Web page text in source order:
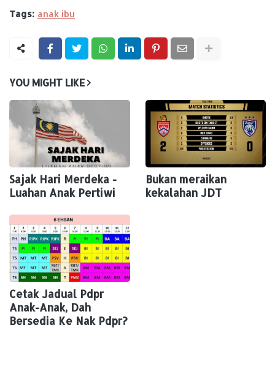
Tags: anak ibu
YOU MIGHT LIKE
Sajak Hari Merdeka -
Luahan Anak Pertiwi
Bukan meraikan
kekalahan JDT
Cetak Jadual Pdpr
Anak-Anak, Dah
Bersedia Ke Nak Pdpr?